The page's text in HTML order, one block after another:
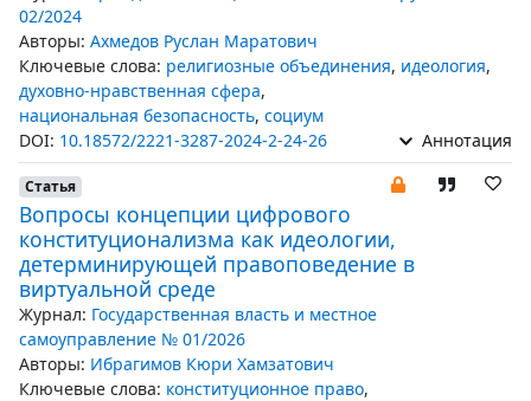
02/2024
Авторы: Ахмедов Руслан Маратович
Ключевые слова: религиозные объединения, идеология,
духовно-нравственная сфера,
национальная безопасность, социум
DOI: 10.18572/2221-3287-2024-2-24-26 Аннотация
Статья
Вопросы концепции цифрового
конституционализма как идеологии,
детерминирующей правоповедение в
виртуальной среде
Журнал: Государственная власть и местное
самоуправление № 01/2026
Авторы: Ибрагимов Кюри Хамзатович
Ключевые слова: конституционное право,